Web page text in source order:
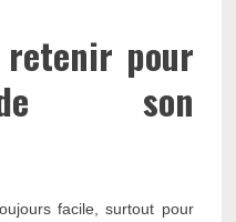
pour
son
facile, surtout pour